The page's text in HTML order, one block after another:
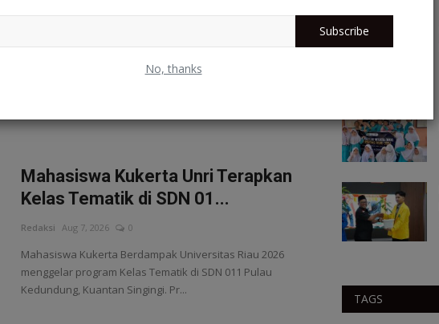
Subscribe
No, thanks
Menteri Besar Perlis berkunjung ke kampus Universitas
Muhammadiyah Riau. Kunjungan ini diharap semakin
Mahasiswa Kukerta Unri Terapkan
Kelas Tematik di SDN 01...
Redaksi Aug 7, 2026 0
Mahasiswa Kukerta Berdampak Universitas Riau 2026
menggelar program Kelas Tematik di SDN 011 Pulau
Kedundung, Kuantan Singingi. Pr...
TAGS